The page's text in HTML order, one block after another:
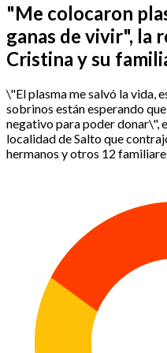
"Me colocaron
ganas de vivir", la
Cristina y su
\"El plasma me salvó la vida,
sobrinos están esperando
negativo para poder donar\",
localidad de Salto que
hermanos y otros 12